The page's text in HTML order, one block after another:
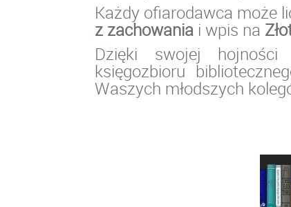
Każdy ofiarodawca może
z zachowania i wpis na
Dzięki swojej
księgozbioru
Waszych młodszych